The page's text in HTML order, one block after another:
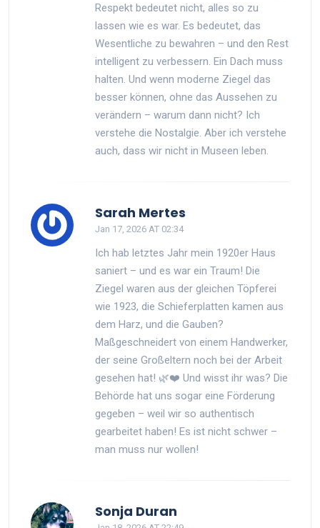
Respekt bedeutet nicht, alles so zu
lassen wie es war. Es bedeutet, das
Wesentliche zu bewahren – und den Rest
intelligent zu verbessern. Ein Dach muss
halten. Und wenn moderne Ziegel das
besser können, ohne das Aussehen zu
verändern – warum dann nicht? Ich
verstehe die Nostalgie. Aber ich verstehe
auch, dass wir nicht in Museen leben.
Sarah Mertes
Jan 17, 2026 AT 02:34
Ich hab letztes Jahr mein 1920er Haus
saniert – und es war ein Traum! Die
Ziegel waren aus der gleichen Töpferei
wie 1923, die Schieferplatten kamen aus
dem Harz, und die Gauben?
Maßgeschneidert von einem Handwerker,
der seine Großeltern noch bei der Arbeit
gesehen hat! 🌿❤️ Und wisst ihr was? Die
Behörde hat uns sogar eine Förderung
gegeben – weil wir so authentisch
gearbeitet haben! Es ist nicht schwer –
man muss nur wollen!
Sonja Duran